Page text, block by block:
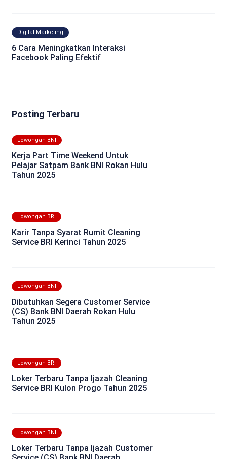
Digital Marketing
6 Cara Meningkatkan Interaksi
Facebook Paling Efektif
Posting Terbaru
Lowongan BNI
Kerja Part Time Weekend Untuk
Pelajar Satpam Bank BNI Rokan Hulu
Tahun 2025
Lowongan BRI
Karir Tanpa Syarat Rumit Cleaning
Service BRI Kerinci Tahun 2025
Lowongan BNI
Dibutuhkan Segera Customer Service
(CS) Bank BNI Daerah Rokan Hulu
Tahun 2025
Lowongan BRI
Loker Terbaru Tanpa Ijazah Cleaning
Service BRI Kulon Progo Tahun 2025
Lowongan BNI
Loker Terbaru Tanpa Ijazah Customer